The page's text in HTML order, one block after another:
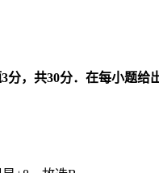
3分，共30分．在每小题给